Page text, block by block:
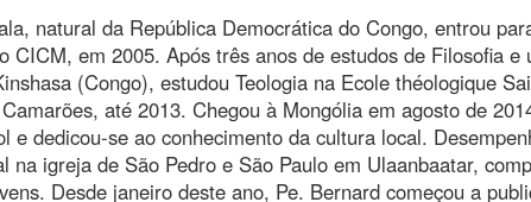
natural da República Democrática do Congo, entrou
CICM, em 2005. Após três anos de estudos de Filosofia e
(Congo), estudou Teologia na Ecole théologique
até 2013. Chegou à Mongólia em agosto de
e dedicou-se ao conhecimento da cultura local.
na igreja de São Pedro e São Paulo em Ulaanbaatar,
Desde janeiro deste ano, Pe. Bernard começou a